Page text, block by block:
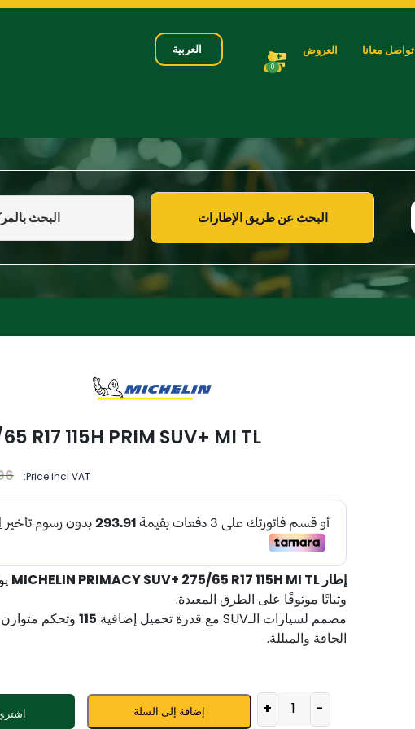
تواصل معانا العروض
0
العربية
البحث عن طريق الإطارات البحث
R17 115H PRIM SUV+ MI TL
Price incl VAT:
إطار MICHELIN PRIMACY SUV+ 275/65 R17 115H MI TL
وثباتًا موثوقًا على الطرق المعبدة.
مصمم لسيارات الـSUV مع قدرة تحميل إضافية
115 وتحكم
الجافة والمبللة.
-
+ إضافة إلى السلة